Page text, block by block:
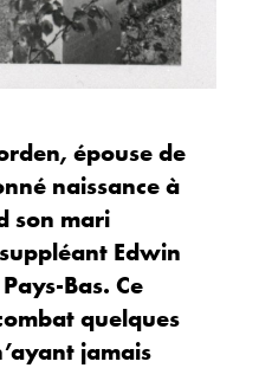
épouse de
naissance à
son mari
Edwin
Bas. Ce
quelques
jamais